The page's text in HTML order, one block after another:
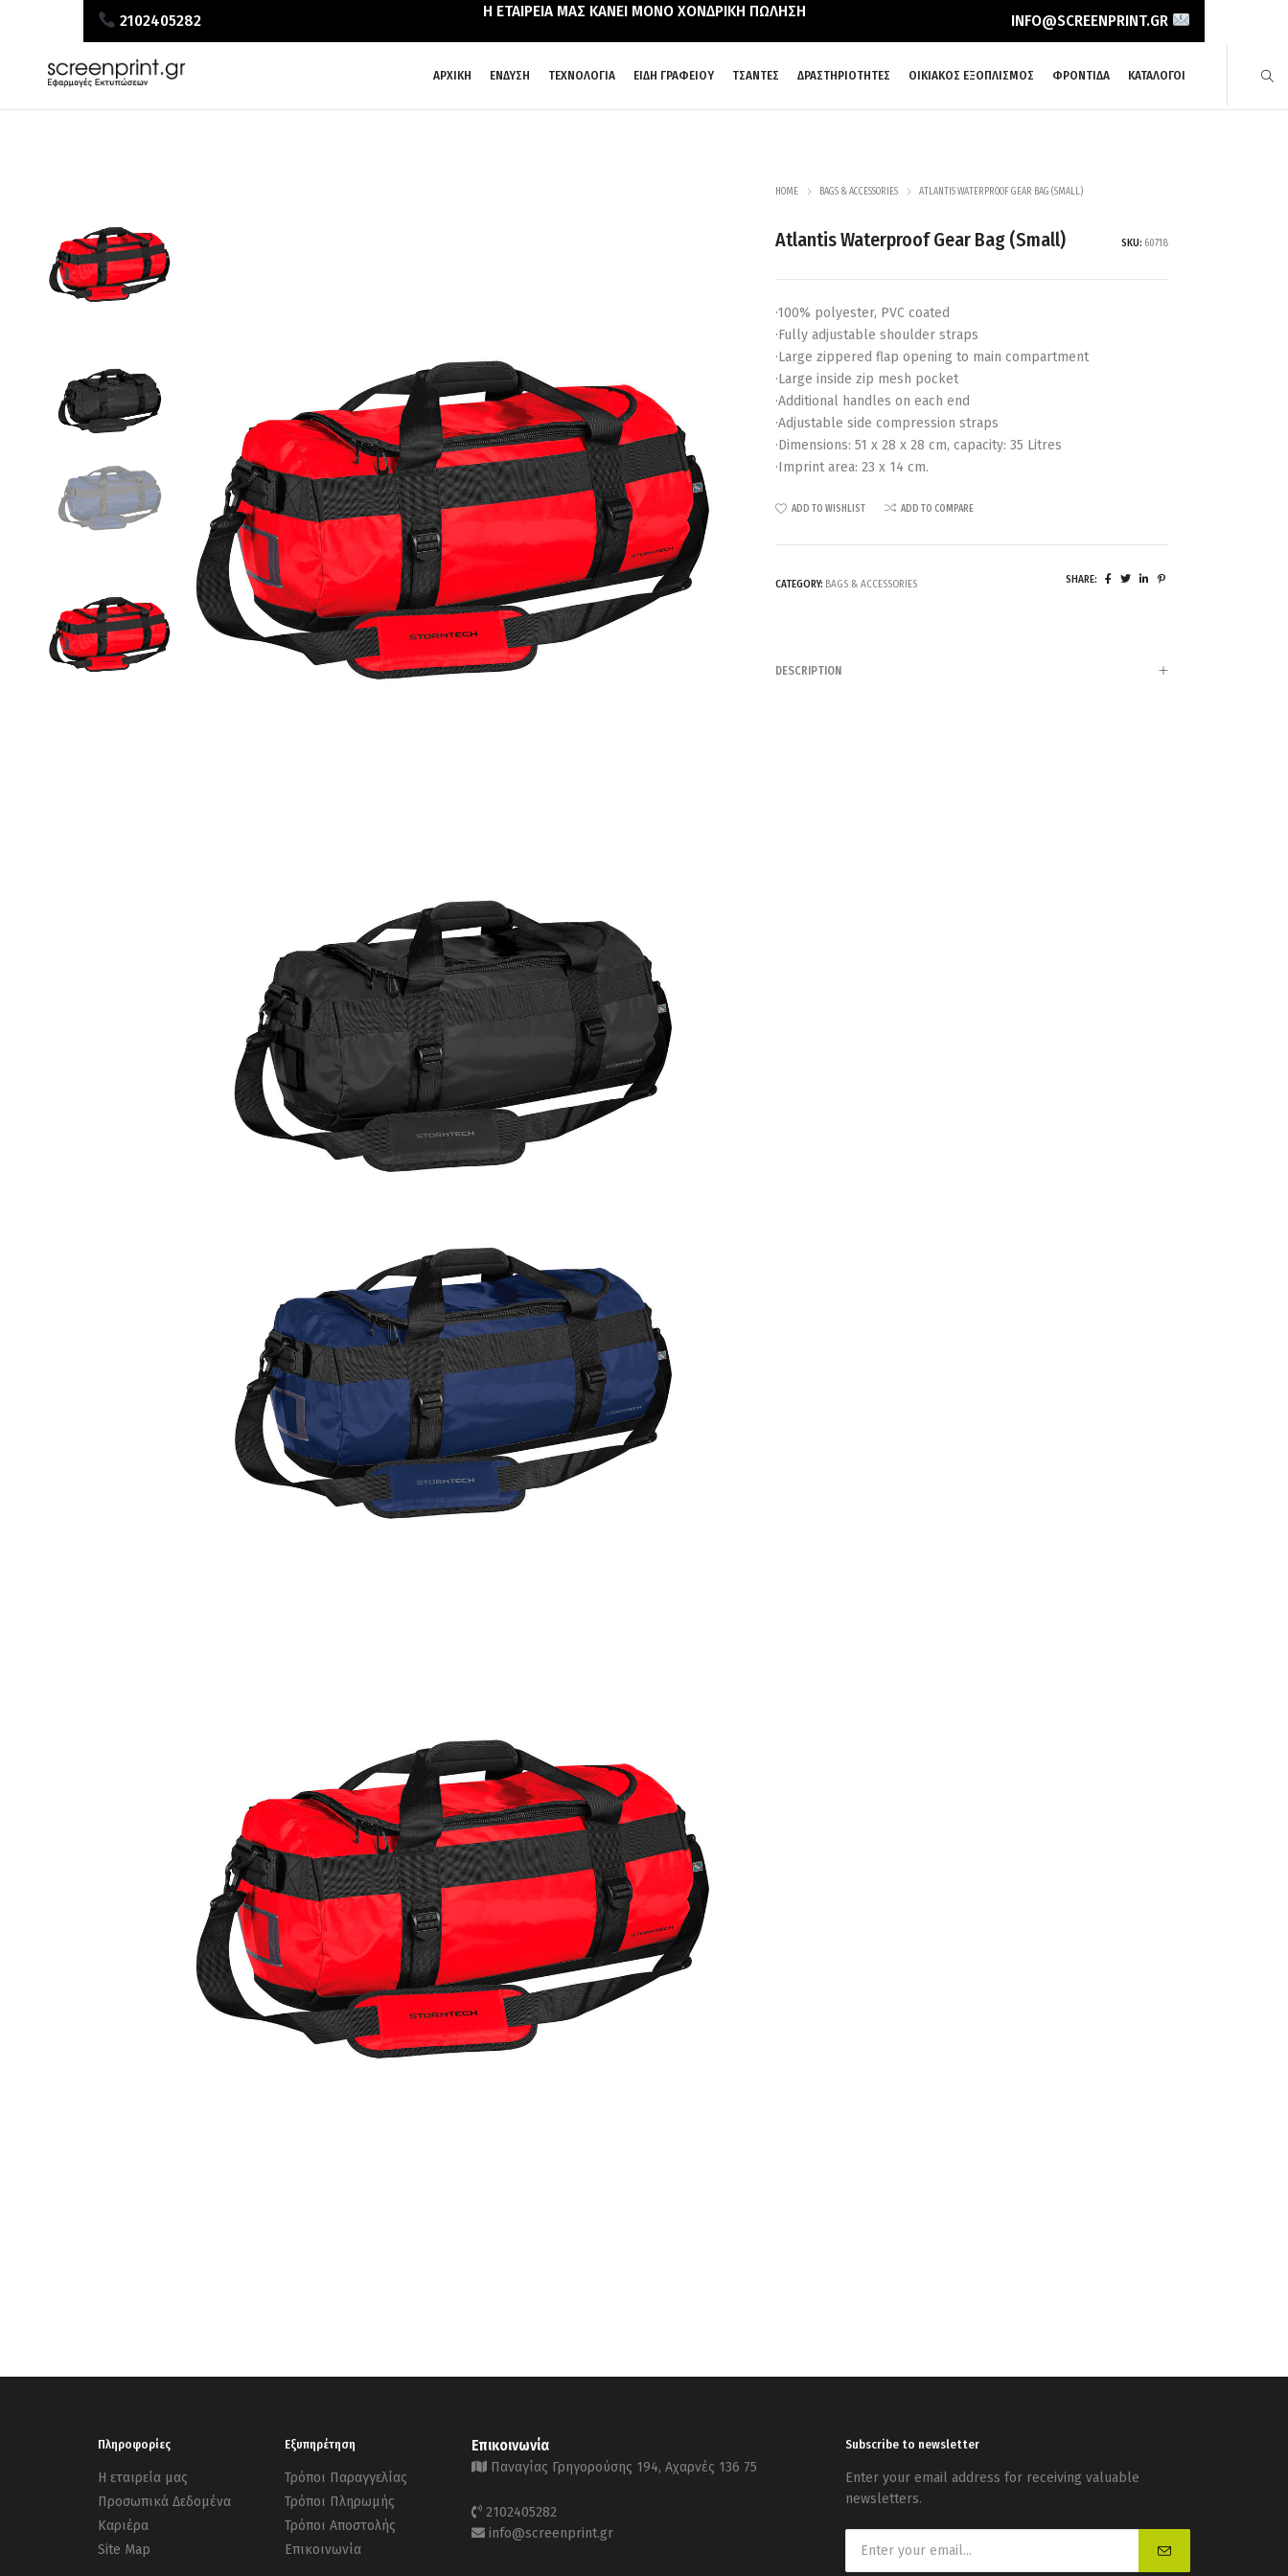
2102405282 Η ΕΤΑΙΡΕΙΑ ΜΑΣ ΚΑΝΕΙ ΜΟΝΟ ΧΟΝΔΡΙΚΗ ΠΩΛΗΣΗ INFO@SCREENPRINT.GR
ΑΡΧΙΚΗ ΕΝΔΥΣΗ ΤΕΧΝΟΛΟΓΙΑ ΕΙΔΗ ΓΡΑΦΕΙΟΥ ΤΣΑΝΤΕΣ ΔΡΑΣΤΗΡΙΟΤΗΤΕΣ ΟΙΚΙΑΚΟΣ ΕΞΟΠΛΙΣΜΟΣ ΦΡΟΝΤΙΔΑ ΚΑΤΑΛΟΓΟΙ
HOME BAGS & ACCESSORIES ATLANTIS WATERPROOF GEAR BAG (SMALL)
Atlantis Waterproof Gear Bag (Small) SKU: 60718
·100% polyester, PVC coated
·Fully adjustable shoulder straps
·Large zippered flap opening to main compartment
·Large inside zip mesh pocket
·Additional handles on each end
·Adjustable side compression straps
·Dimensions: 51 x 28 x 28 cm, capacity: 35 Litres
·Imprint area: 23 x 14 cm.
ADD TO WISHLIST ADD TO COMPARE
CATEGORY: BAGS & ACCESSORIES SHARE:
DESCRIPTION
Πληροφορίες
Η εταιρεία μας
Προσωπικά Δεδομένα
Καριέρα
Site Map
Εξυπηρέτηση
Τρόποι Παραγγελίας
Τρόποι Πληρωμής
Τρόποι Αποστολής
Επικοινωνία
Επικοινωνία
Παναγίας Γρηγορούσης 194, Αχαρνές 136 75
2102405282
info@screenprint.gr
Subscribe to newsletter
Enter your email address for receiving valuable
newsletters.